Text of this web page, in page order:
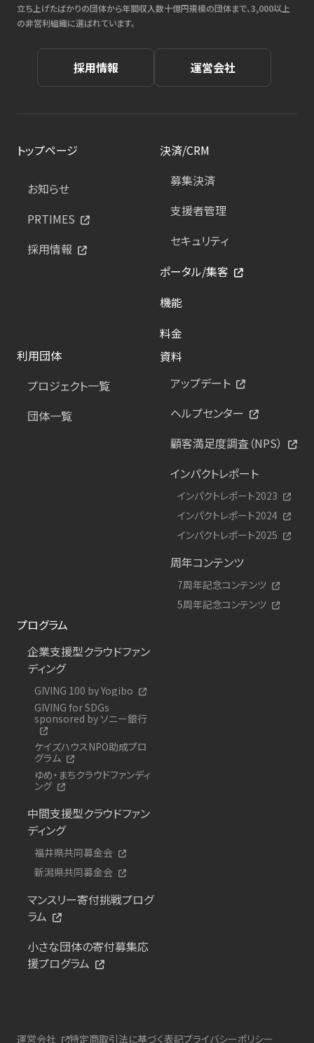
立ち上げたばかりの団体から年間収入数十億円規模の団体まで、3,000以上
の非営利組織に選ばれています。
採用情報 運営会社
トップページ
お知らせ
PRTIMES
採用情報
決済/CRM
募集決済
支援者管理
セキュリティ
ポータル/集客
機能
料金
利用団体
プロジェクト一覧
団体一覧
資料
アップデート
ヘルプセンター
顧客満足度調査（NPS）
インパクトレポート
インパクトレポート2023
インパクトレポート2024
インパクトレポート2025
周年コンテンツ
7周年記念コンテンツ
5周年記念コンテンツ
プログラム
企業支援型クラウドファン
ディング
GIVING 100 by Yogibo
GIVING for SDGs
sponsored by ソニー銀行
ケイズハウスNPO助成プロ
グラム
ゆめ・まちクラウドファンディ
ング
中間支援型クラウドファン
ディング
福井県共同募金会
新潟県共同募金会
マンスリー寄付挑戦プログ
ラム
小さな団体の寄付募集応
援プログラム
運営会社 特定商取引法に基づく表記プライバシーポリシー